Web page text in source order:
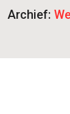
Archief: